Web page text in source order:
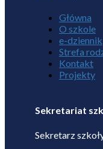
Główna
O szkole
e-dziennik
Strefa
Kontakt
Projekty
Sekretariat
Sekretarz